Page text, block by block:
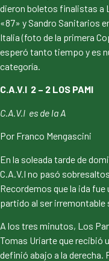
dieron boletos finalistas a
«87» y Sandro Sanitarios
Italia (foto de la primera
esperó tanto tiempo y es
categoría.
C.A.V.I 2 – 2 LOS PAMI
C.A.V.I es de la A
Por Franco Mengascini
En la soleada tarde de
C.A.V.I no pasó
Recordemos que la ida fue
partido al ser irremontable
A los tres minutos, Los
Tomas Uriarte que recibió
definió abajo a la derecha.